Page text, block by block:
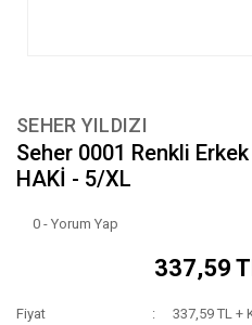
SEHER YILDIZI
Seher 0001 Renkli
HAKİ - 5/XL
0 - Yorum Yap
337,59
Fiyat
337,59 TL +